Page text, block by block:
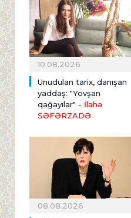
10.08.2026
Unudulan tarix, danışan
yaddaş: "Yovşan
qağayılar" - İlahə
SƏFƏRZADƏ
08.08.2026